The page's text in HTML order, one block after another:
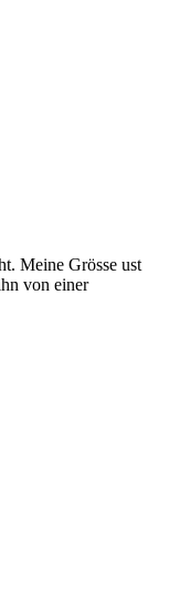
Meine Grösse ust
von einer